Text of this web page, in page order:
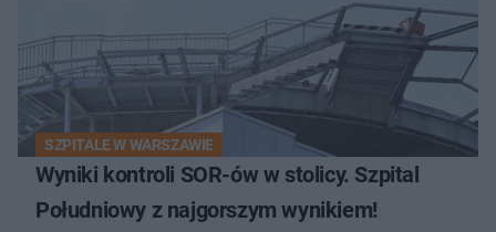
SZPITALE W WARSZAWIE
Wyniki kontroli SOR-ów w stolicy. Szpital
Południowy z najgorszym wynikiem!